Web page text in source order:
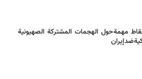
مهمة حول الهجمات المشتركة الصهيونية
ضد إيران